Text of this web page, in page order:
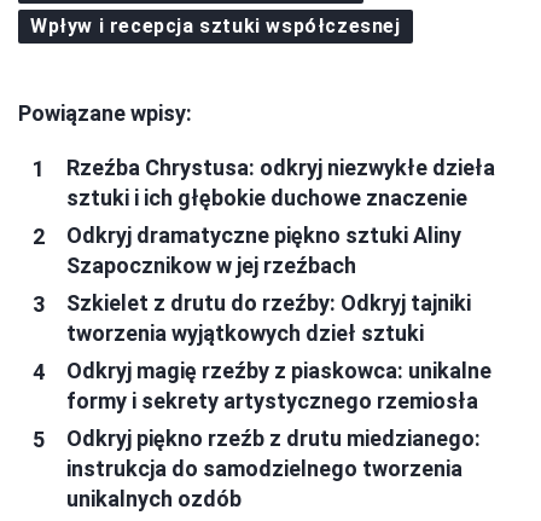
Wpływ i recepcja sztuki współczesnej
Powiązane wpisy:
Rzeźba Chrystusa: odkryj niezwykłe dzieła
sztuki i ich głębokie duchowe znaczenie
Odkryj dramatyczne piękno sztuki Aliny
Szapocznikow w jej rzeźbach
Szkielet z drutu do rzeźby: Odkryj tajniki
tworzenia wyjątkowych dzieł sztuki
Odkryj magię rzeźby z piaskowca: unikalne
formy i sekrety artystycznego rzemiosła
Odkryj piękno rzeźb z drutu miedzianego:
instrukcja do samodzielnego tworzenia
unikalnych ozdób